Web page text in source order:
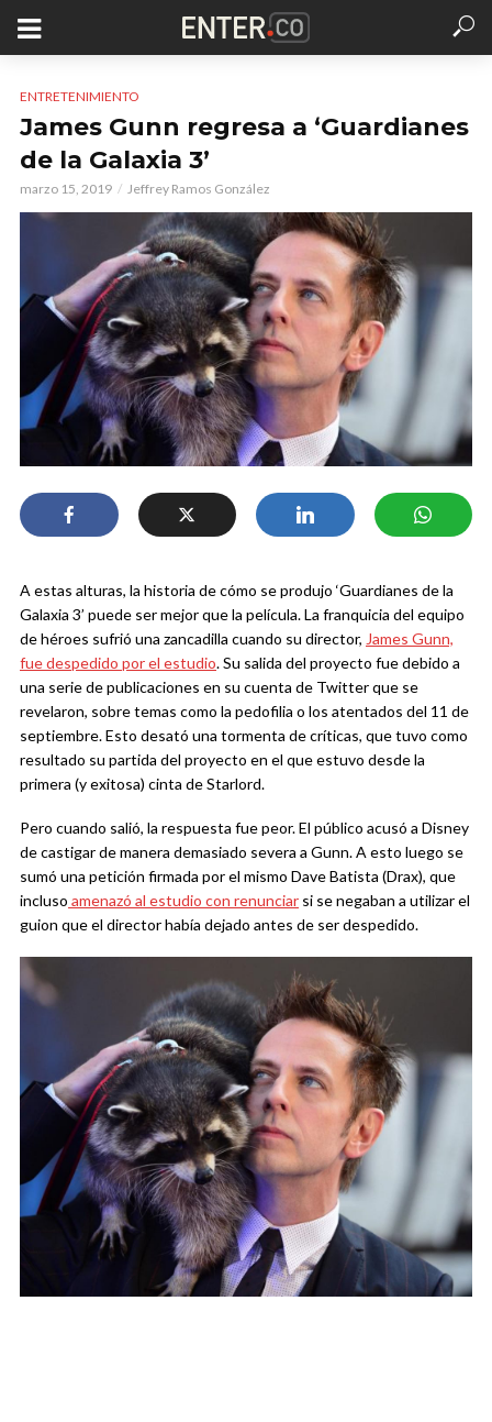
ENTRETENIMIENTO
James Gunn regresa a ‘Guardianes
de la Galaxia 3’
marzo 15, 2019 Jeffrey Ramos González
A estas alturas, la historia de cómo se produjo ‘Guardianes de la
Galaxia 3’ puede ser mejor que la película. La franquicia del equipo
de héroes sufrió una zancadilla cuando su director, James Gunn,
fue despedido por el estudio. Su salida del proyecto fue debido a
una serie de publicaciones en su cuenta de Twitter que se
revelaron, sobre temas como la pedofilia o los atentados del 11 de
septiembre. Esto desató una tormenta de críticas, que tuvo como
resultado su partida del proyecto en el que estuvo desde la
primera (y exitosa) cinta de Starlord.
Pero cuando salió, la respuesta fue peor. El público acusó a Disney
de castigar de manera demasiado severa a Gunn. A esto luego se
sumó una petición firmada por el mismo Dave Batista (Drax), que
incluso amenazó al estudio con renunciar si se negaban a utilizar el
guion que el director había dejado antes de ser despedido.